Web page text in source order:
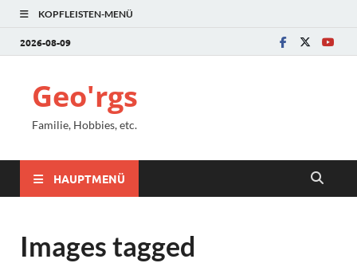
KOPFLEISTEN-MENÜ
2026-08-09
Geo'rgs
Familie, Hobbies, etc.
HAUPTMENÜ
Images tagged